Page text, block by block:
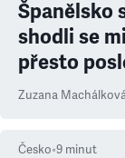
Španělsko
shodli se
přesto
Zuzana
Česko•9 minut